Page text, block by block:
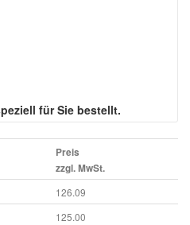
für Sie bestellt.
Preis
zzgl. MwSt.
126.09
125.00